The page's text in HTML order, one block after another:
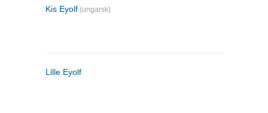
Kis Eyolf (ungarsk)
Lille Eyolf